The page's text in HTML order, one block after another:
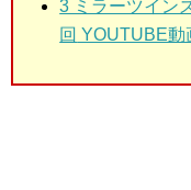
3 ミラーツイン
回 YOUTUBE動